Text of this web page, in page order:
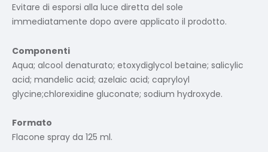
Evitare di esporsi alla luce diretta del sole
immediatamente dopo avere applicato il prodotto.
Componenti
Aqua; alcool denaturato; etoxydiglycol betaine; salicylic
acid; mandelic acid; azelaic acid; capryloyl
glycine;chlorexidine gluconate; sodium hydroxyde.
Formato
Flacone spray da 125 ml.